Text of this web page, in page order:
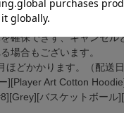
は初回発送分のみご請求）
キャンセル・返品はでき
確保できず、キャンセル
場合もございます。
ほどかかります。（配送
][Player Art Cotton
バスケットボール